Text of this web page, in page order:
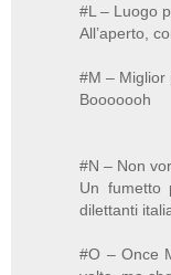
#L – Luogo
All’aperto,
#M – Miglior
Booooooh
#N – Non
Un fumetto
dilettanti
#O – Once